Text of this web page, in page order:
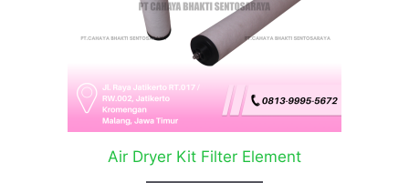
Air Dryer Kit Filter Element